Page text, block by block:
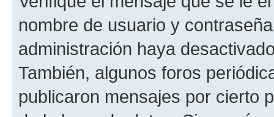
nombre de usuario y
administración haya
También, algunos foros
publicaron mensajes por cierto